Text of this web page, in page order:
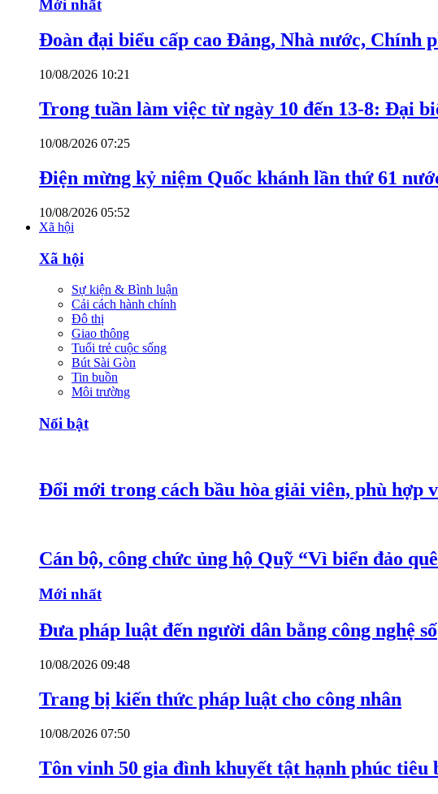
Mới nhất
Đoàn đại biểu cấp cao Đảng, Nhà nước, Chính
10/08/2026 10:21
Trong tuần làm việc từ ngày 10 đến 13-8: Đại
10/08/2026 07:25
Điện mừng kỷ niệm Quốc khánh lần thứ 61
10/08/2026 05:52
Xã hội
Xã hội
Sự kiện & Bình luận
Cải cách hành chính
Đô thị
Giao thông
Tuổi trẻ cuộc sống
Bút Sài Gòn
Tin buồn
Môi trường
Nổi bật
Đổi mới trong cách bầu hòa giải viên, phù hợp
Cán bộ, công chức ủng hộ Quỹ “Vì biển đảo
Mới nhất
Đưa pháp luật đến người dân bằng công nghệ số
10/08/2026 09:48
Trang bị kiến thức pháp luật cho công nhân
10/08/2026 07:50
Tôn vinh 50 gia đình khuyết tật hạnh phúc tiêu